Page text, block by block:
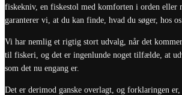
fiskekniv, en fiskestol med komforten i orden eller
garanterer vi, at du kan finde, hvad du søger, hos os.
Vi har nemlig et rigtig stort udvalg, når det
til fiskeri, og det er ingenlunde noget tilfælde, at
som det nu engang er.
Det er derimod ganske overlagt, og forklaringen